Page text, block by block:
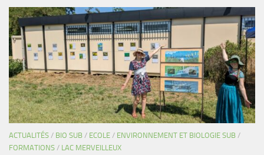
ACTUALITÉS / BIO SUB / ECOLE / ENVIRONNEMENT ET BIOLOGIE SUB /
FORMATIONS / LAC MERVEILLEUX